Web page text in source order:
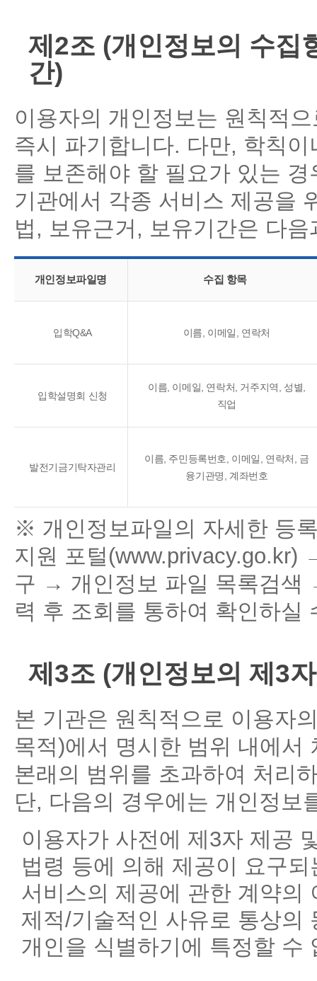
제2조 (개인정보의 수집
간)
이용자의 개인정보는 원칙적
즉시 파기합니다. 다만, 학칙
를 보존해야 할 필요가 있는
기관에서 각종 서비스 제공을
법, 보유근거, 보유기간은 다
개인정보파일명 수집 항목
입학Q&A 이름, 이메일, 연락처
입학설명회 신청
이름, 이메일, 연락처, 거주지역, 성별,
직업
발전기금기탁자관리
이름, 주민등록번호, 이메일, 연락처, 금
융기관명, 계좌번호
※ 개인정보파일의 자세한 등
지원 포털(www.privacy.go.kr)
구 → 개인정보 파일 목록검색
력 후 조회를 통하여 확인하실
제3조 (개인정보의 제3
본 기관은 원칙적으로 이용자
목적)에서 명시한 범위 내에서
본래의 범위를 초과하여 처리
단, 다음의 경우에는 개인정보
이용자가 사전에 제3자 제공
법령 등에 의해 제공이 요구되
서비스의 제공에 관한 계약의
제적/기술적인 사유로 통상의
개인을 식별하기에 특정할 수